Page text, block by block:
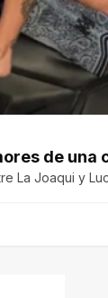
de una
La Joaqui y